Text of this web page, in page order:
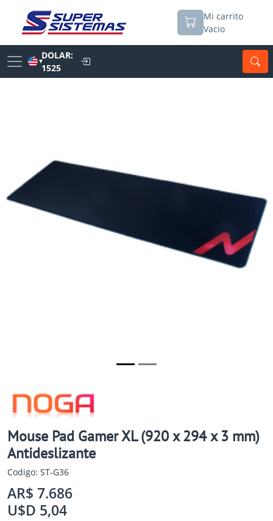
Mi carrito
Vacio
▼
DOLAR:
1525
Mouse Pad Gamer XL (920 x 294 x 3 mm)
Antideslizante
Codigo: ST-G36
AR$ 7.686
U$D 5,04